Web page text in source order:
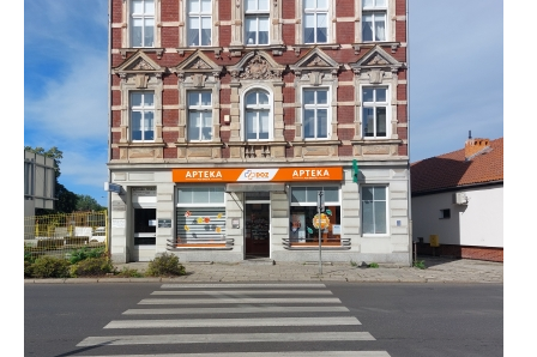
Kodeks Etyki
Działalność wydawnicza i edukacyjna
Zgłoszenia naruszeń
Do pobrania
Dla akcjonariuszy